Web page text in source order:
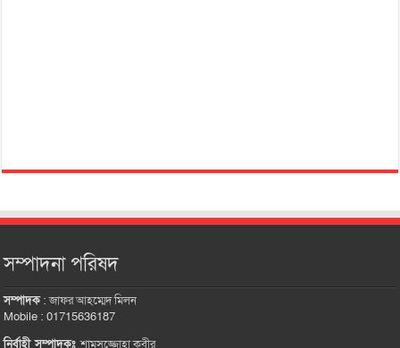
সম্পাদনা পরিষদ
সম্পাদক:জাফর আহম্মেদ মিলন
Mobile : 01715636187
নির্বাহী সম্পাদকঃশামসুজ্জোহা কবীর